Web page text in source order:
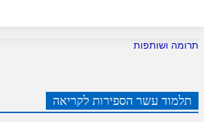
תרומה ושותפות
תלמוד עשר הספירות לקריאה